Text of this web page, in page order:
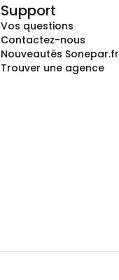
Support
Vos questions
Contactez-nous
Nouveautés Sonepar.fr
Trouver une agence